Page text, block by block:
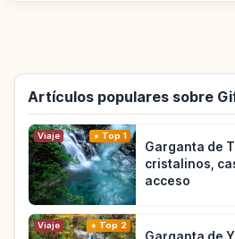
Artículos populares sobre
Viaje Top 1
Garganta de
cristalinos,
acceso
Viaje Top 2